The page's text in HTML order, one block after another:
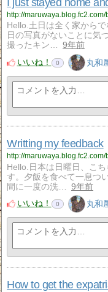
I just stayed home
http://maruwaya.blog.fc2.com/
Hello.土日は全く家から
日の写真がないことに気
撮ったキン…
9年前
いいね！
0 丸和
Writting my feedback
http://maruwaya.blog.fc2.com/
Hello.日本は日曜日、こ
す。夕飯を食べて一息つ
間に一度の洗…
9年前
いいね！
0 丸和
How to get the